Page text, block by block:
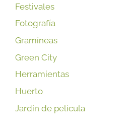
Festivales
Fotografía
Gramíneas
Green City
Herramientas
Huerto
Jardín de película